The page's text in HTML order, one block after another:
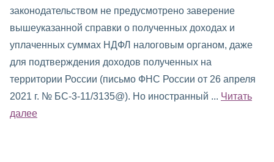
законодательством не предусмотрено заверение
вышеуказанной справки о полученных доходах и
уплаченных суммах НДФЛ налоговым органом, даже
для подтверждения доходов полученных на
территории России (письмо ФНС России от 26 апреля
2021 г. № БС-3-11/3135@). Но иностранный ... Читать
далее